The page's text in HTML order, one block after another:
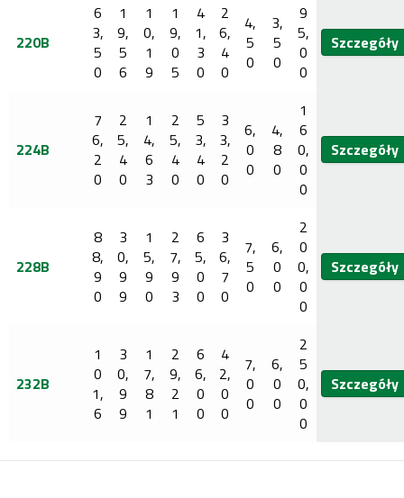
220B
6
3,
5
0
1
9,
5
6
1
0,
1
9
1
9,
0
5
4
1,
3
0
2
6,
4
0
4,
5
0
3,
5
0
9
5,
0
0
Szczegóły
224B
7
6,
2
0
2
5,
4
0
1
4,
6
3
2
5,
4
0
5
3,
4
0
3
3,
2
0
6,
0
0
4,
8
0
1
6
0,
0
0
Szczegóły
228B
8
8,
9
0
3
0,
9
9
1
5,
9
0
2
7,
9
3
6
5,
0
0
3
6,
7
0
7,
5
0
6,
0
0
2
0
0,
0
0
Szczegóły
232B
1
0
1,
6
3
0,
9
9
1
7,
8
1
2
9,
2
1
6
6,
0
0
4
2,
0
0
7,
0
0
6,
0
0
2
5
0,
0
0
Szczegóły